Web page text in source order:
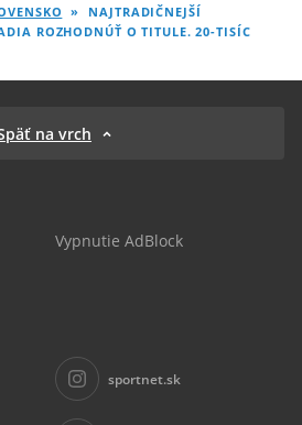
»
NAJTRADIČNEJŠÍ
ROZHODNÚŤ O TITULE. 20-TISÍC
na vrch
Vypnutie AdBlock
sportnet.sk